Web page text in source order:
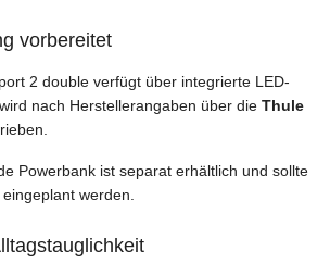
vorbereitet
2 double verfügt über integrierte LED-
nach Herstellerangaben über die Thule
Powerbank ist separat erhältlich und sollte
werden.